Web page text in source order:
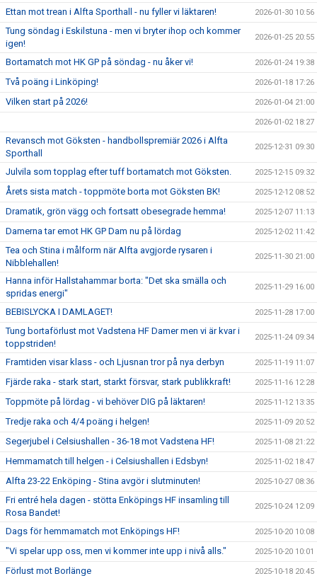
Ettan mot trean i Alfta Sporthall - nu fyller vi läktaren! 2026-01-30 10:56
Tung söndag i Eskilstuna - men vi bryter ihop och kommer
igen!
2026-01-25 20:55
Bortamatch mot HK GP på söndag - nu åker vi! 2026-01-24 19:38
Två poäng i Linköping! 2026-01-18 17:26
Vilken start på 2026! 2026-01-04 21:00
2026-01-02 18:27
Revansch mot Göksten - handbollspremiär 2026 i Alfta
Sporthall
2025-12-31 09:30
Julvila som topplag efter tuff bortamatch mot Göksten. 2025-12-15 09:32
Årets sista match - toppmöte borta mot Göksten BK! 2025-12-12 08:52
Dramatik, grön vägg och fortsatt obesegrade hemma! 2025-12-07 11:13
Damerna tar emot HK GP Dam nu på lördag 2025-12-02 11:42
Tea och Stina i målform när Alfta avgjorde rysaren i
Nibblehallen!
2025-11-30 21:00
Hanna inför Hallstahammar borta: "Det ska smälla och
spridas energi"
2025-11-29 16:00
BEBISLYCKA I DAMLAGET! 2025-11-28 17:00
Tung bortaförlust mot Vadstena HF Damer men vi är kvar i
toppstriden!
2025-11-24 09:34
Framtiden visar klass - och Ljusnan tror på nya derbyn 2025-11-19 11:07
Fjärde raka - stark start, starkt försvar, stark publikkraft! 2025-11-16 12:28
Toppmöte på lördag - vi behöver DIG på läktaren! 2025-11-12 13:35
Tredje raka och 4/4 poäng i helgen! 2025-11-09 20:52
Segerjubel i Celsiushallen - 36-18 mot Vadstena HF! 2025-11-08 21:22
Hemmamatch till helgen - i Celsiushallen i Edsbyn! 2025-11-02 18:47
Alfta 23-22 Enköping - Stina avgör i slutminuten! 2025-10-27 08:36
Fri entré hela dagen - stötta Enköpings HF insamling till
Rosa Bandet!
2025-10-24 12:09
Dags för hemmamatch mot Enköpings HF! 2025-10-20 10:08
"Vi spelar upp oss, men vi kommer inte upp i nivå alls." 2025-10-20 10:01
Förlust mot Borlänge 2025-10-18 20:45